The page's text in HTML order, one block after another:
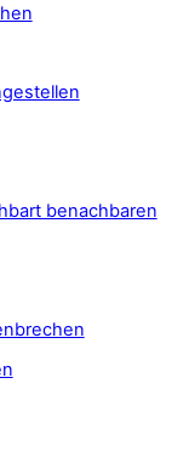
benachbaren